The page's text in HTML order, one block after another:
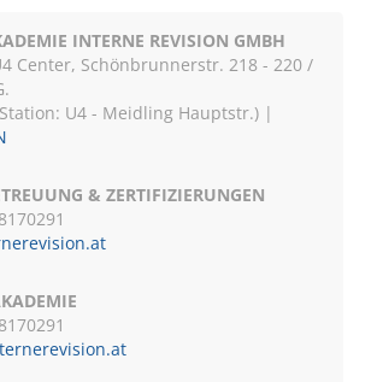
INTERNE REVISION GMBH
Center, Schönbrunnerstr. 218 - 220 /
U4 - Meidling Hauptstr.) |
& ZERTIFIZIERUNGEN